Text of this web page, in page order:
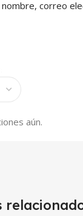
aún.
correo